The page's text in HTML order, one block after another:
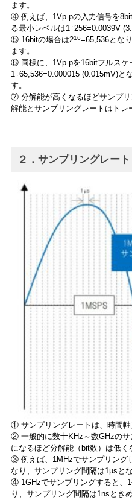
ます。
④ 例えば、1Vp-pの入力信号を
る最小レベルは1÷256=0.0039V
⑤ 16bitの場合は216=65,536とな
ます。
⑥ 同様に、1Vp-pを16bitフルスケ
1÷65,536=0.000015 (0.015mV)と
す。
⑦ 分解能が高くなるほどサンプ
解能とサンプリングレートはトレ
２．サンプリングレー
① サンプリングレートは、時間軸
② 一般的に数十KHz～数GHzのサ
になるほど分解能（bit数）は低く
③ 例えば、1MHzでサンプリング
なり、サンプリング間隔は1µsとな
④ 1GHzでサンプリングすると、
り、サンプリング間隔は1nsとき